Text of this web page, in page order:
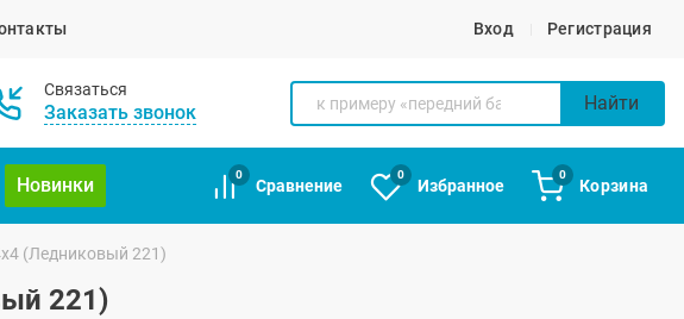
Вход Регистрация
Связаться
Заказать звонок Найти
Новинки
0
Сравнение
0
Избранное
0
Корзина
(Ледниковый 221)
221)